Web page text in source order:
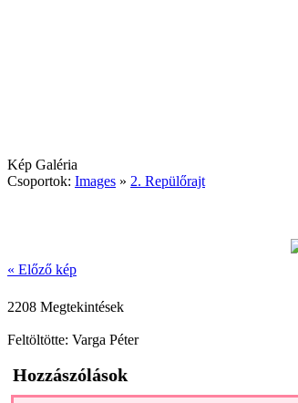
Kép Galéria
Csoportok: Images » 2. Repülőrajt
« Előző kép
2208 Megtekintések
Feltöltötte: Varga Péter
Hozzászólások